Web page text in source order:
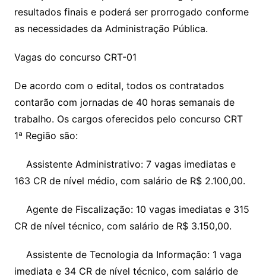
resultados finais e poderá ser prorrogado conforme
as necessidades da Administração Pública.
Vagas do concurso CRT-01
De acordo com o edital, todos os contratados
contarão com jornadas de 40 horas semanais de
trabalho. Os cargos oferecidos pelo concurso CRT
1ª Região são:
Assistente Administrativo: 7 vagas imediatas e
163 CR de nível médio, com salário de R$ 2.100,00.
Agente de Fiscalização: 10 vagas imediatas e 315
CR de nível técnico, com salário de R$ 3.150,00.
Assistente de Tecnologia da Informação: 1 vaga
imediata e 34 CR de nível técnico, com salário de